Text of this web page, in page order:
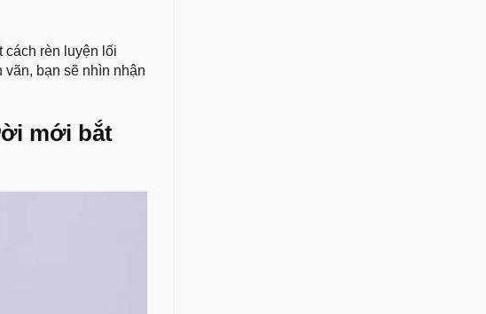
cách rèn luyện lối
bạn sẽ nhìn nhận
mới bắt